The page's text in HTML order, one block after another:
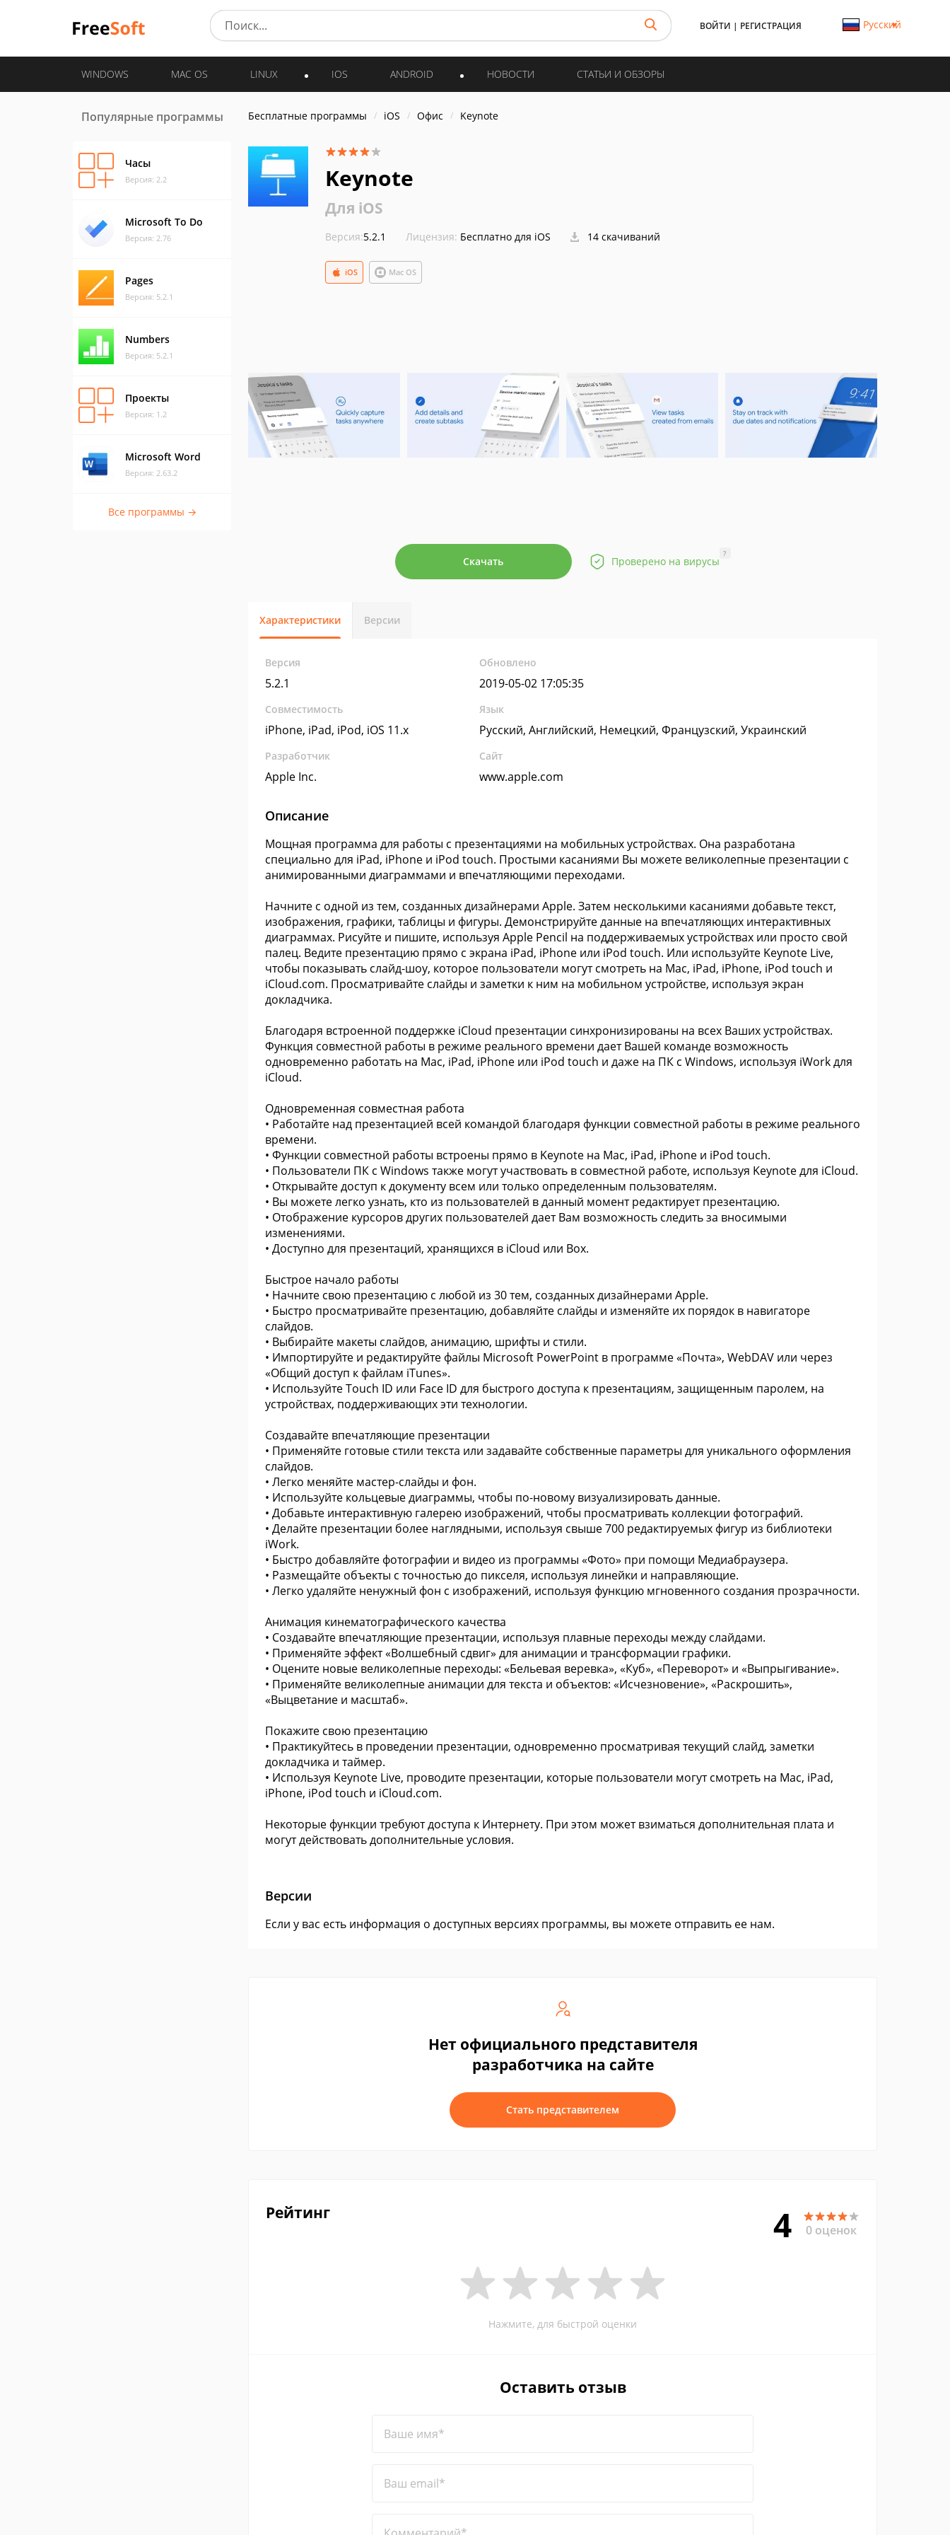
ВОЙТИ | РЕГИСТРАЦИЯ Русский
WINDOWS MAC OS LINUX IOS ANDROID НОВОСТИ СТАТЬИ И ОБЗОРЫ
Популярные программы
Часы
Версия: 2.2
Microsoft To Do
Версия: 2.76
Pages
Версия: 5.2.1
Numbers
Версия: 5.2.1
Проекты
Версия: 1.2
Microsoft Word
Версия: 2.63.2
Все программы →
Бесплатные программы iOS Офис Keynote
Keynote
Для iOS
Версия:5.2.1 Лицензия: Бесплатно для iOS 14 скачиваний
Mac OS
iOS
Скачать Проверено на вирусы
?
Характеристики Версии
Версия
5.2.1
Обновлено
2019-05-02 17:05:35
Совместимость
iPhone, iPad, iPod, iOS 11.x
Язык
Русский, Английский, Немецкий, Французский, Украинский
Разработчик
Apple Inc.
Сайт
www.apple.com
Описание
Мощная программа для работы с презентациями на мобильных устройствах. Она разработана
специально для iPad, iPhone и iPod touch. Простыми касаниями Вы можете великолепные презентации с
анимированными диаграммами и впечатляющими переходами.
Начните с одной из тем, созданных дизайнерами Apple. Затем несколькими касаниями добавьте текст,
изображения, графики, таблицы и фигуры. Демонстрируйте данные на впечатляющих интерактивных
диаграммах. Рисуйте и пишите, используя Apple Pencil на поддерживаемых устройствах или просто свой
палец. Ведите презентацию прямо с экрана iPad, iPhone или iPod touch. Или используйте Keynote Live,
чтобы показывать слайд-шоу, которое пользователи могут смотреть на Mac, iPad, iPhone, iPod touch и
iCloud.com. Просматривайте слайды и заметки к ним на мобильном устройстве, используя экран
докладчика.
Благодаря встроенной поддержке iCloud презентации синхронизированы на всех Ваших устройствах.
Функция совместной работы в режиме реального времени дает Вашей команде возможность
одновременно работать на Mac, iPad, iPhone или iPod touch и даже на ПК с Windows, используя iWork для
iCloud.
Одновременная совместная работа
• Работайте над презентацией всей командой благодаря функции совместной работы в режиме реального
времени.
• Функции совместной работы встроены прямо в Keynote на Mac, iPad, iPhone и iPod touch.
• Пользователи ПК с Windows также могут участвовать в совместной работе, используя Keynote для iCloud.
• Открывайте доступ к документу всем или только определенным пользователям.
• Вы можете легко узнать, кто из пользователей в данный момент редактирует презентацию.
• Отображение курсоров других пользователей дает Вам возможность следить за вносимыми
изменениями.
• Доступно для презентаций, хранящихся в iCloud или Box.
Быстрое начало работы
• Начните свою презентацию с любой из 30 тем, созданных дизайнерами Apple.
• Быстро просматривайте презентацию, добавляйте слайды и изменяйте их порядок в навигаторе
слайдов.
• Выбирайте макеты слайдов, анимацию, шрифты и стили.
• Импортируйте и редактируйте файлы Microsoft PowerPoint в программе «Почта», WebDAV или через
«Общий доступ к файлам iTunes».
• Используйте Touch ID или Face ID для быстрого доступа к презентациям, защищенным паролем, на
устройствах, поддерживающих эти технологии.
Создавайте впечатляющие презентации
• Применяйте готовые стили текста или задавайте собственные параметры для уникального оформления
слайдов.
• Легко меняйте мастер-слайды и фон.
• Используйте кольцевые диаграммы, чтобы по-новому визуализировать данные.
• Добавьте интерактивную галерею изображений, чтобы просматривать коллекции фотографий.
• Делайте презентации более наглядными, используя свыше 700 редактируемых фигур из библиотеки
iWork.
• Быстро добавляйте фотографии и видео из программы «Фото» при помощи Медиабраузера.
• Размещайте объекты с точностью до пикселя, используя линейки и направляющие.
• Легко удаляйте ненужный фон с изображений, используя функцию мгновенного создания прозрачности.
Анимация кинематографического качества
• Создавайте впечатляющие презентации, используя плавные переходы между слайдами.
• Применяйте эффект «Волшебный сдвиг» для анимации и трансформации графики.
• Оцените новые великолепные переходы: «Бельевая веревка», «Куб», «Переворот» и «Выпрыгивание».
• Применяйте великолепные анимации для текста и объектов: «Исчезновение», «Раскрошить»,
«Выцветание и масштаб».
Покажите свою презентацию
• Практикуйтесь в проведении презентации, одновременно просматривая текущий слайд, заметки
докладчика и таймер.
• Используя Keynote Live, проводите презентации, которые пользователи могут смотреть на Mac, iPad,
iPhone, iPod touch и iCloud.com.
Некоторые функции требуют доступа к Интернету. При этом может взиматься дополнительная плата и
могут действовать дополнительные условия.
Версии
Если у вас есть информация о доступных версиях программы, вы можете отправить ее нам.
Нет официального представителя
разработчика на сайте
Стать представителем
Рейтинг 4 0 оценок
Нажмите, для быстрой оценки
Оставить отзыв
Ваше имя*
Ваш email*